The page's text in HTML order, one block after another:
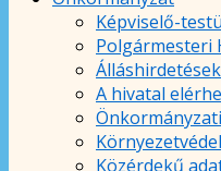
Képviselő-
Polgármesteri
Álláshirdetések
A hivatal
Közérdekű